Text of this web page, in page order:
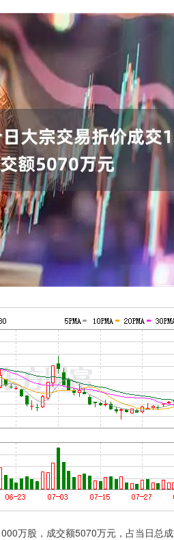
万股，成交额5070万元，占当日总成